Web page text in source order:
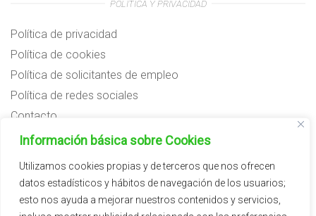
Información básica sobre Cookies
Utilizamos cookies propias y de terceros que nos ofrecen
datos estadísticos y hábitos de navegación de los usuarios;
esto nos ayuda a mejorar nuestros contenidos y servicios,
POLÍTICA Y PRIVACIDAD
Política de privacidad
Política de cookies
Política de solicitantes de empleo
Política de redes sociales
Contacto
Preguntas frecuentes
Subvenciones